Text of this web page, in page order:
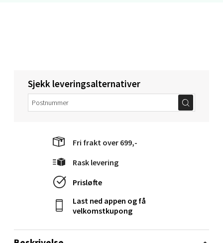
Sjekk leveringsalternativer
Fri frakt over 699,-
Rask levering
Prisløfte
Last ned appen og få
velkomstkupong
Bolagsgata 1, 8514 Narvik
Åpent i dag 10-20